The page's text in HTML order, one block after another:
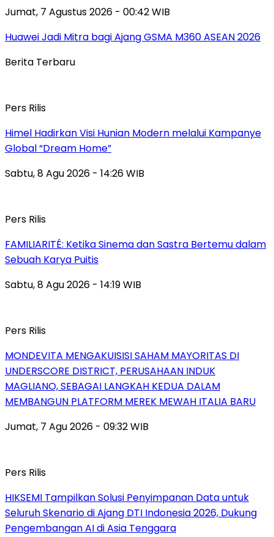
Jumat, 7 Agustus 2026 - 00:42 WIB
Huawei Jadi Mitra bagi Ajang GSMA M360 ASEAN 2026
Berita Terbaru
Pers Rilis
Himel Hadirkan Visi Hunian Modern melalui Kampanye
Global “Dream Home”
Sabtu, 8 Agu 2026 - 14:26 WIB
Pers Rilis
FAMILIARITÉ: Ketika Sinema dan Sastra Bertemu dalam
Sebuah Karya Puitis
Sabtu, 8 Agu 2026 - 14:19 WIB
Pers Rilis
MONDEVITA MENGAKUISISI SAHAM MAYORITAS DI
UNDERSCORE DISTRICT, PERUSAHAAN INDUK
MAGLIANO, SEBAGAI LANGKAH KEDUA DALAM
MEMBANGUN PLATFORM MEREK MEWAH ITALIA BARU
Jumat, 7 Agu 2026 - 09:32 WIB
Pers Rilis
HIKSEMI Tampilkan Solusi Penyimpanan Data untuk
Seluruh Skenario di Ajang DTI Indonesia 2026, Dukung
Pengembangan AI di Asia Tenggara